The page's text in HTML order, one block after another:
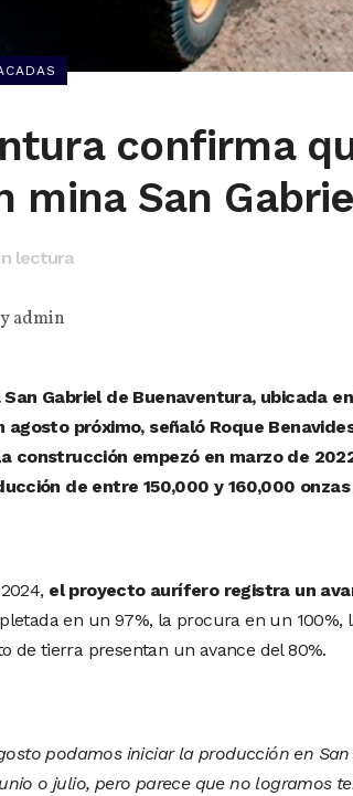
confirma
mina San
lectura
admin
Gabriel de Buenaventura, ubicada
agosto próximo, señaló Roque
construcción empezó en marzo de
de entre 150,000 y 160,000
el proyecto aurífero registra un
en un 97%, la procura en un 100%,
de tierra presentan un avance del 80%.
podamos iniciar la producción en
o julio, pero parece que no logramos